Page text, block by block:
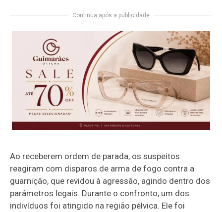
Continua após a publicidade
Ao receberem ordem de parada, os suspeitos
reagiram com disparos de arma de fogo contra a
guarnição, que revidou à agressão, agindo dentro dos
parâmetros legais. Durante o confronto, um dos
indivíduos foi atingido na região pélvica. Ele foi